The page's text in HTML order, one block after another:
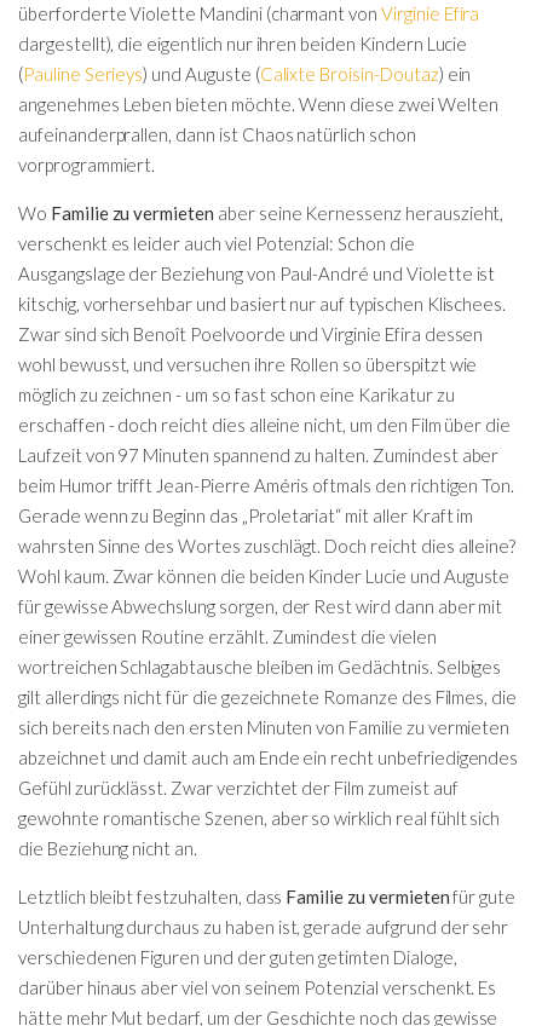
überforderte Violette Mandini (charmant vonVirginie Efira
dargestellt), die eigentlich nur ihren beiden Kindern Lucie
(Pauline Serieys) und Auguste (Calixte Broisin-Doutaz) ein
angenehmes Leben bieten möchte. Wenn diese zwei Welten
aufeinanderprallen, dann ist Chaos natürlich schon
vorprogrammiert.
Wo Familie zu vermieten aber seine Kernessenz herauszieht,
verschenkt es leider auch viel Potenzial: Schon die
Ausgangslage der Beziehung von Paul-André und Violette ist
kitschig, vorhersehbar und basiert nur auf typischen Klischees.
Zwar sind sich Benoît Poelvoorde und Virginie Efira dessen
wohl bewusst, und versuchen ihre Rollen so überspitzt wie
möglich zu zeichnen - um so fast schon eine Karikatur zu
erschaffen - doch reicht dies alleine nicht, um den Film über die
Laufzeit von 97 Minuten spannend zu halten. Zumindest aber
beim Humor trifft Jean-Pierre Améris oftmals den richtigen Ton.
Gerade wenn zu Beginn das „Proletariat“ mit aller Kraft im
wahrsten Sinne des Wortes zuschlägt. Doch reicht dies alleine?
Wohl kaum. Zwar können die beiden Kinder Lucie und Auguste
für gewisse Abwechslung sorgen, der Rest wird dann aber mit
einer gewissen Routine erzählt. Zumindest die vielen
wortreichen Schlagabtausche bleiben im Gedächtnis. Selbiges
gilt allerdings nicht für die gezeichnete Romanze des Filmes, die
sich bereits nach den ersten Minuten von Familie zu vermieten
abzeichnet und damit auch am Ende ein recht unbefriedigendes
Gefühl zurücklässt. Zwar verzichtet der Film zumeist auf
gewohnte romantische Szenen, aber so wirklich real fühlt sich
die Beziehung nicht an.
Letztlich bleibt festzuhalten, dass Familie zu vermietenfür gute
Unterhaltung durchaus zu haben ist, gerade aufgrund der sehr
verschiedenen Figuren und der guten getimten Dialoge,
darüber hinaus aber viel von seinem Potenzial verschenkt. Es
hätte mehr Mut bedarf, um der Geschichte noch das gewisse